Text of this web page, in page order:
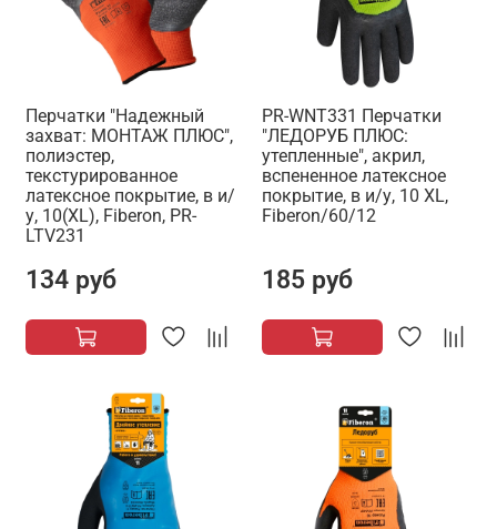
Перчатки "Надежный
захват: МОНТАЖ ПЛЮС",
полиэстер,
текстурированное
латексное покрытие, в и/
у, 10(XL), Fiberon, PR-
LTV231
134 руб
PR-WNT331 Перчатки
"ЛЕДОРУБ ПЛЮC:
утепленные", акрил,
вспененное латексное
покрытие, в и/у, 10 XL,
Fiberon/60/12
185 руб